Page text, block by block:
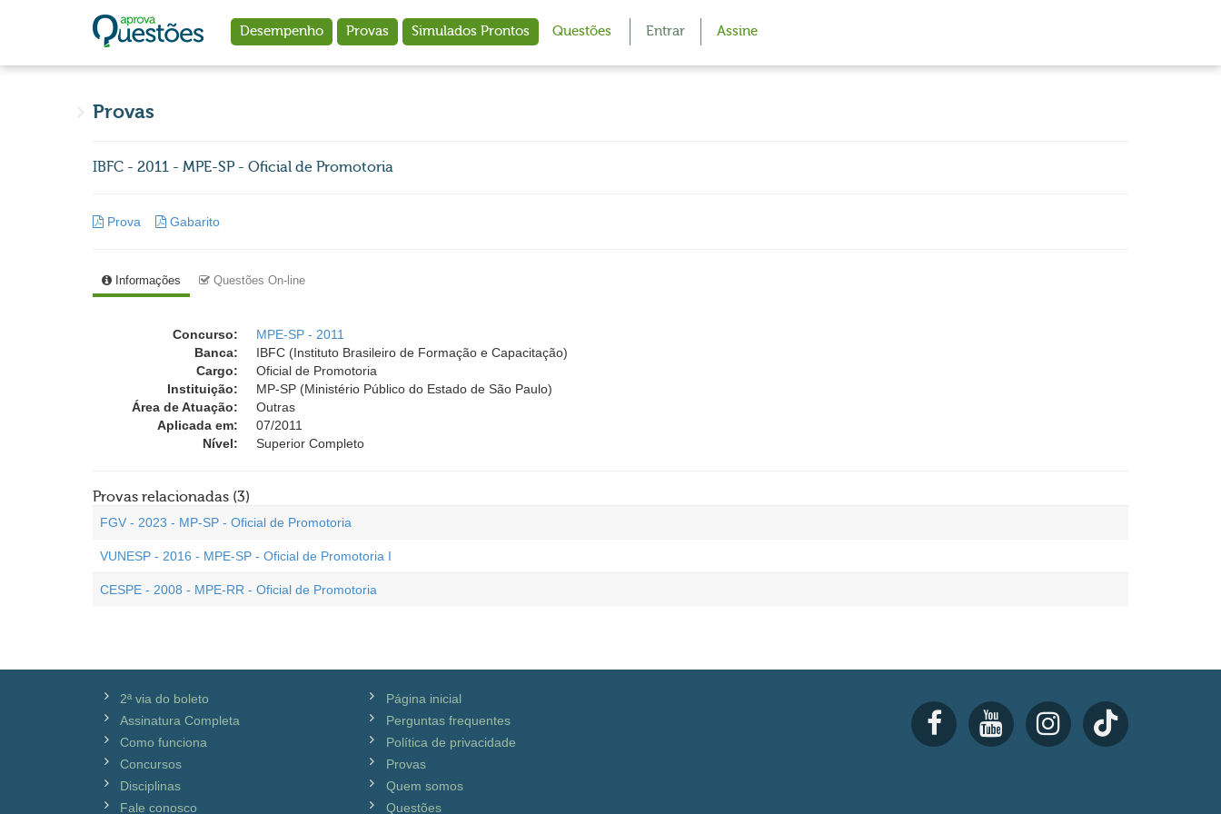
Desempenho Provas Simulados Prontos Questões Entrar Assine
Provas
IBFC - 2011 - MPE-SP - Oficial de Promotoria
Prova Gabarito
Informações Questões On-line
Concurso:
MPE-SP - 2011
Banca:
IBFC (Instituto Brasileiro de Formação e Capacitação)
Cargo:
Oficial de Promotoria
Instituição:
MP-SP (Ministério Público do Estado de São Paulo)
Área de Atuação:
Outras
Aplicada em:
07/2011
Nível:
Superior Completo
Provas relacionadas (3)
FGV - 2023 - MP-SP - Oficial de Promotoria
VUNESP - 2016 - MPE-SP - Oficial de Promotoria I
CESPE - 2008 - MPE-RR - Oficial de Promotoria
2ª via do boleto
Assinatura Completa
Como funciona
Concursos
Disciplinas
Fale conosco
Página inicial
Perguntas frequentes
Política de privacidade
Provas
Quem somos
Questões